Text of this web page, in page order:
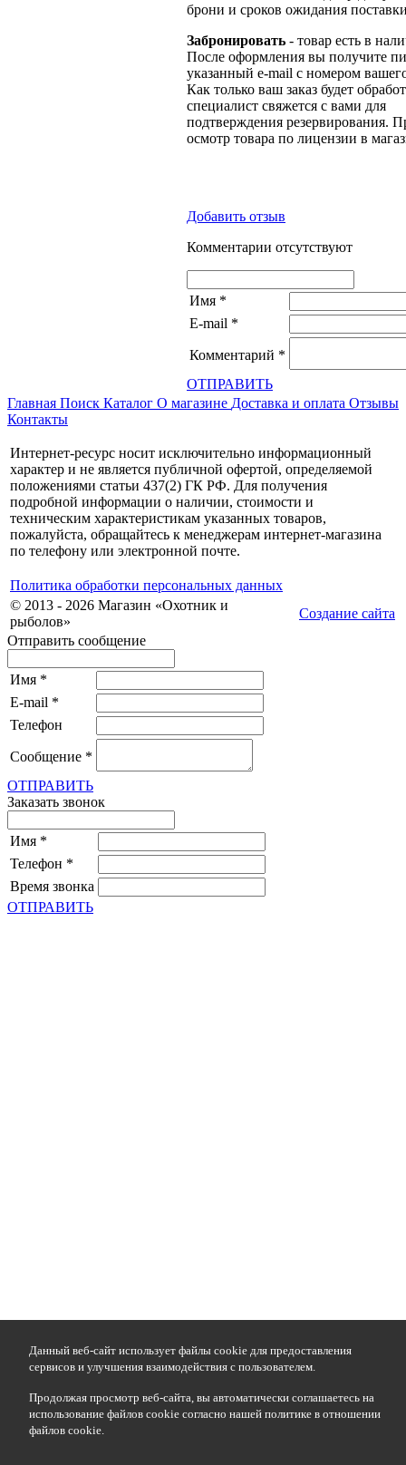
брони и сроков ожидания
Забронировать - товар есть в
После оформления вы получите
указанный e-mail с номером
Как только ваш заказ будет
специалист свяжется с вами для
подтверждения резервирования.
осмотр товара по лицензии в
Добавить отзыв
Комментарии отсутствуют
Имя *
E-mail *
Комментарий *
ОТПРАВИТЬ
Главная Поиск Каталог О магазине Доставка и оплата Отзывы
Контакты
Интернет-ресурс носит исключительно информационный
характер и не является публичной офертой, определяемой
положениями статьи 437(2) ГК РФ. Для получения
подробной информации о наличии, стоимости и
техническим характеристикам указанных товаров,
пожалуйста, обращайтесь к менеджерам интернет-магазина
по телефону или электронной почте.
Политика обработки персональных данных
© 2013 - 2026 Магазин «Охотник и
рыболов»
Создание сайта
Отправить сообщение
Имя *
E-mail *
Телефон
Сообщение *
ОТПРАВИТЬ
Заказать звонок
Имя *
Телефон *
Время звонка
ОТПРАВИТЬ
Данный веб-сайт использует файлы cookie для предоставления
сервисов и улучшения взаимодействия с пользователем.
Продолжая просмотр веб-сайта, вы автоматически соглашаетесь на
использование файлов cookie согласно нашей политике в отношении
файлов cookie.